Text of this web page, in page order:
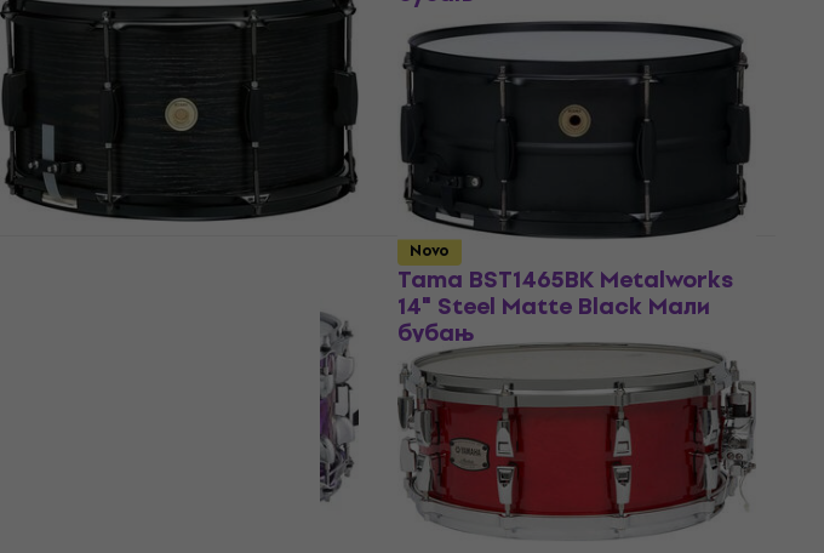
Мали бубањ
5
47,50 € 48,90 €
Na stanju u skladištu
Мали бубањ
5 /5
88,60 € 93 €
Na stanju u skladištu
Tama BST1465BK Metalworks
14" Steel Matte Black Мали
бубањ
Мали бубањ
5/5
151 € 159 €
Na stanju u skladištu
Novo